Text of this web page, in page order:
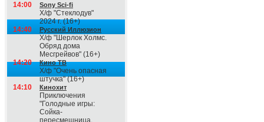
14:00 Sony Sci-fi
Х/ф "Стеклодув"
2024 г. (16+)
14:40
Русский Иллюзион
Х/ф "Шерлок Холмс.
Обряд дома
Месгрейвов" (16+)
14:20
Кино ТВ
Х/ф "Очень опасная
штучка" (16+)
14:10
Кинохит
Приключения
"Голодные игры:
Сойка-
пересмешница.